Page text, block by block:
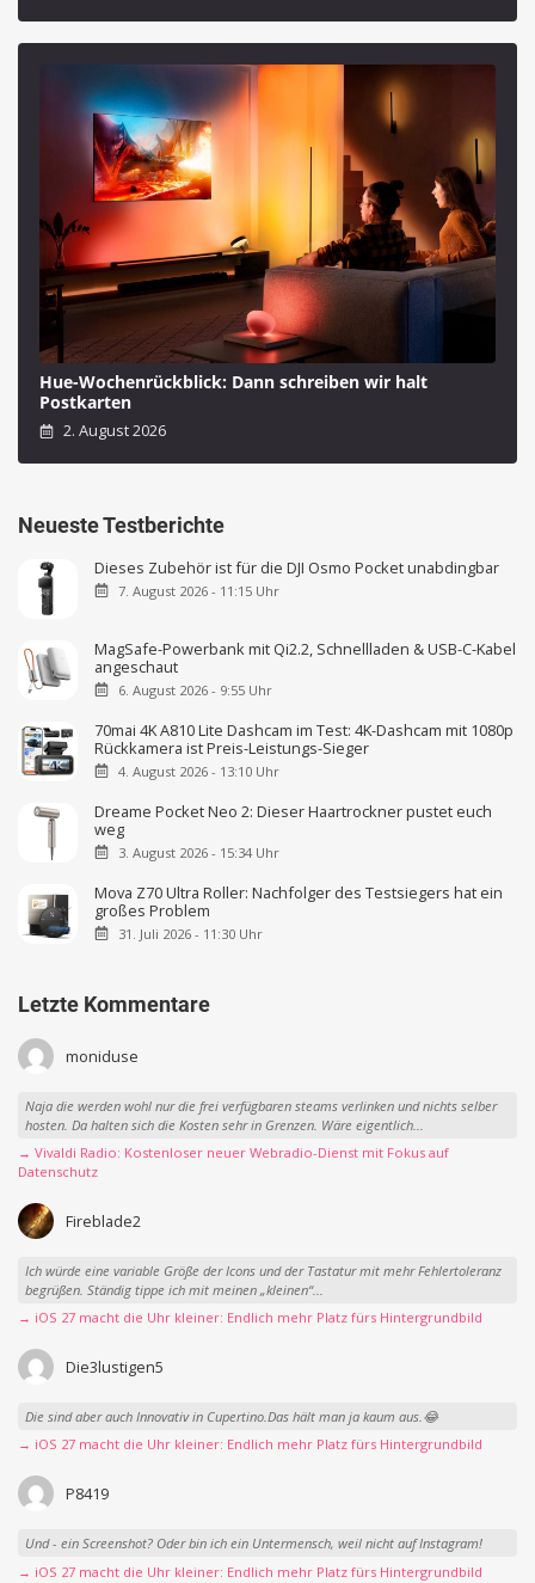
Hue-Wochenrückblick: Dann schreiben wir halt
Postkarten
2. August 2026
Neueste Testberichte
Dieses Zubehör ist für die DJI Osmo Pocket unabdingbar
7. August 2026 - 11:15 Uhr
MagSafe-Powerbank mit Qi2.2, Schnellladen & USB-C-Kabel
angeschaut
6. August 2026 - 9:55 Uhr
70mai 4K A810 Lite Dashcam im Test: 4K-Dashcam mit 1080p
Rückkamera ist Preis-Leistungs-Sieger
4. August 2026 - 13:10 Uhr
Dreame Pocket Neo 2: Dieser Haartrockner pustet euch
weg
3. August 2026 - 15:34 Uhr
Mova Z70 Ultra Roller: Nachfolger des Testsiegers hat ein
großes Problem
31. Juli 2026 - 11:30 Uhr
Letzte Kommentare
moniduse
Naja die werden wohl nur die frei verfügbaren steams verlinken und nichts selber
hosten. Da halten sich die Kosten sehr in Grenzen. Wäre eigentlich...
→ Vivaldi Radio: Kostenloser neuer Webradio-Dienst mit Fokus auf
Datenschutz
Fireblade2
Ich würde eine variable Größe der Icons und der Tastatur mit mehr Fehlertoleranz
begrüßen. Ständig tippe ich mit meinen „kleinen“...
→ iOS 27 macht die Uhr kleiner: Endlich mehr Platz fürs Hintergrundbild
Die3lustigen5
Die sind aber auch Innovativ in Cupertino.Das hält man ja kaum aus.😂
→ iOS 27 macht die Uhr kleiner: Endlich mehr Platz fürs Hintergrundbild
P8419
Und - ein Screenshot? Oder bin ich ein Untermensch, weil nicht auf Instagram!
→ iOS 27 macht die Uhr kleiner: Endlich mehr Platz fürs Hintergrundbild